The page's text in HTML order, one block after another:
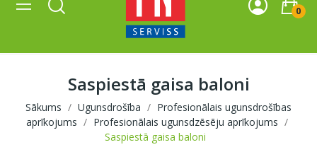
0
Saspiestā gaisa baloni
Sākums Ugunsdrošība
Profesionālais ugunsdrošības
aprīkojums
Profesionālais ugunsdzēsēju aprīkojums
Saspiestā gaisa baloni